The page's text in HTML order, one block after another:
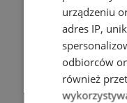
urządzeniu
adres IP,
odbiorców
również